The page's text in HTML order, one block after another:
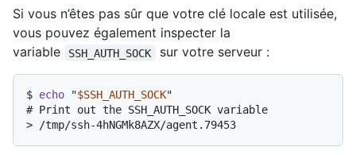
Si vous n’êtes pas sûr que votre clé locale est utilisée,
vous pouvez également inspecter la
variable
SSH_AUTH_SOCK sur votre serveur :
$ echo "$SSH_AUTH_SOCK"
# Print out the SSH_AUTH_SOCK variable
> /tmp/ssh-4hNGMk8AZX/agent.79453